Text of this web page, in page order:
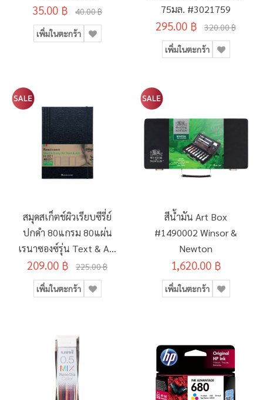
35.00 ฿ 40.00 ฿
เพิ่มในตะกร้า
75มล. #3021759
295.00 ฿ 320.00 ฿
เพิ่มในตะกร้า
สมุดสเก็ตช์ผิวเรียบซีรี่ย์
ปกดำ 80แกรม 80แผ่น
เรนาซองซ์รุ่น Text & Art
H-001 A5
209.00 ฿ 225.00 ฿
เพิ่มในตะกร้า
สีน้ำมัน Art Box
#1490002 Winsor &
Newton
1,620.00 ฿
เพิ่มในตะกร้า